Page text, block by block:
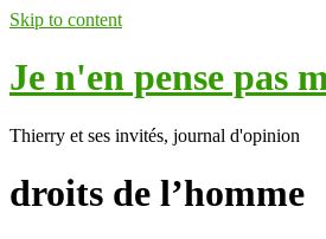
Skip to content
Je n'en pense pas
Thierry et ses invités, journal d'opinion
droits de l’homme